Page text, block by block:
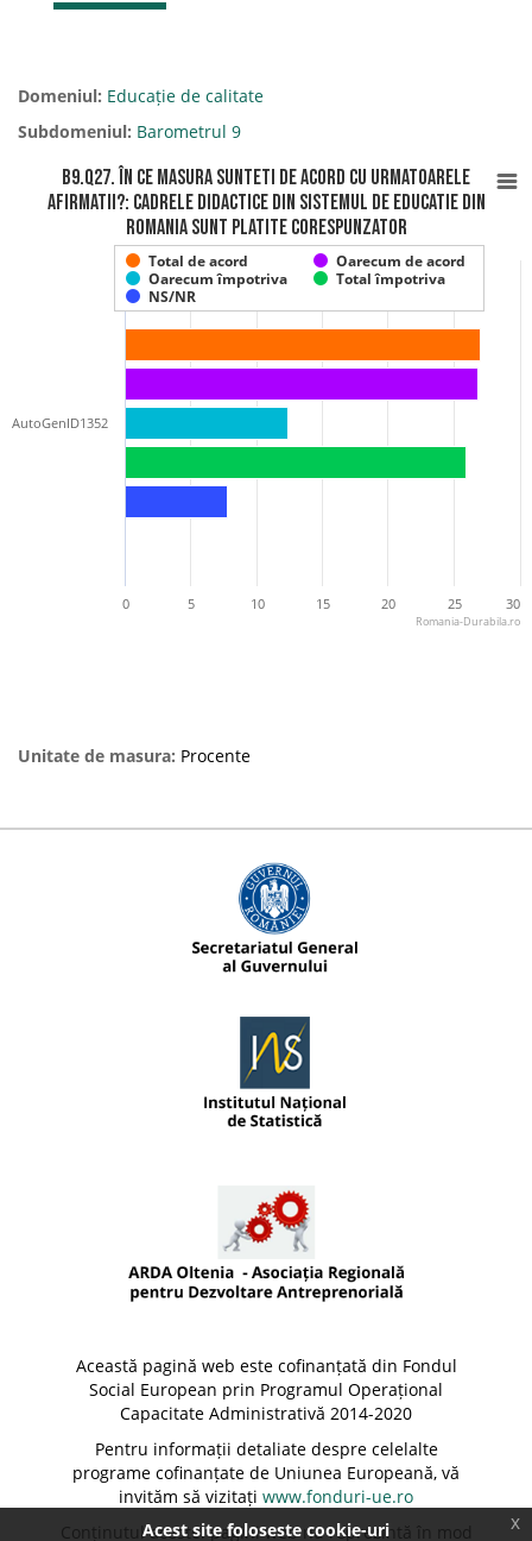
Domeniul: Educație de calitate
Subdomeniul: Barometrul 9
B9.Q27. În ce masura sunteti de acord cu urmatoarele
afirmatii?: Cadrele didactice din sistemul de educatie din
Romania sunt platite corespunzator
Total de acord
Oarecum de acord
Oarecum împotriva
Total împotriva
NS/NR
AutoGenID1352
0 5 10 15 20 25 30
Romania-Durabila.ro
Unitate de masura: Procente
Această pagină web este cofinanțată din Fondul
Social European prin Programul Operațional
Capacitate Administrativă 2014-2020
Pentru informații detaliate despre celelalte
programe cofinanțate de Uniunea Europeană, vă
invităm să vizitați www.fonduri-ue.ro
Conținutul acestei pagini web nu reprezintă în mod
Acest site foloseste cookie-uri x